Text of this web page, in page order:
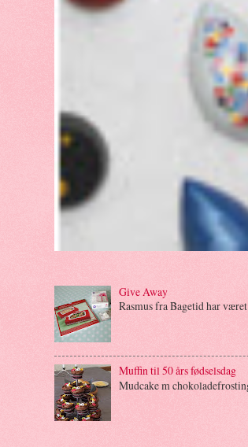
Give Away
Rasmus fra Bagetid har
Muffin til 50 års fødselsdag
Mudcake m